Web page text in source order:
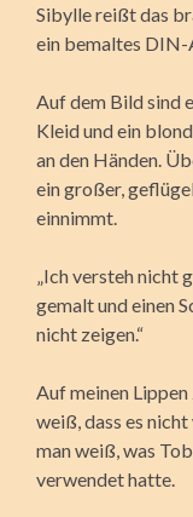
Sibylle reißt das
ein bemaltes DIN-
Auf dem Bild sind
Kleid und ein
an den Händen.
ein großer,
einnimmt.
„Ich versteh nicht
gemalt und einen
nicht zeigen.“
Auf meinen
weiß, dass es
man weiß, was
verwendet hatte.